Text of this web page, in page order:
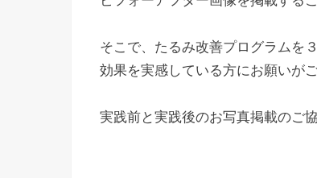
そこで、たるみ改善プログラムを
効果を実感している方にお願いがご
実践前と実践後のお写真掲載のご